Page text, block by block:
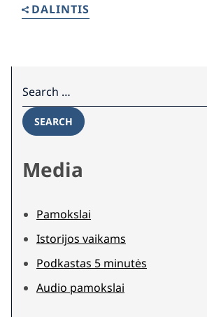
DALINTIS
Search for:
SEARCH
Media
Pamokslai
Istorijos vaikams
Podkastas 5 minutės
Audio pamokslai